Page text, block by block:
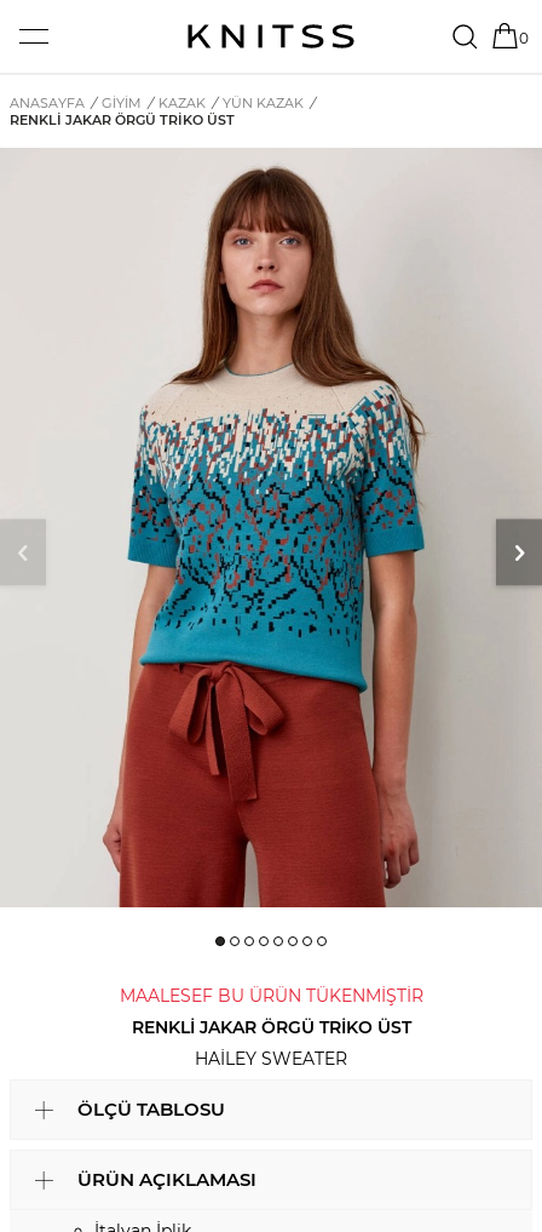
0
ANASAYFA / GİYİM / KAZAK / YÜN KAZAK /
RENKLI JAKAR ÖRGÜ TRIKO ÜST
MAALESEF BU ÜRÜN TÜKENMİŞTİR
RENKLI JAKAR ÖRGÜ TRIKO ÜST
HAILEY SWEATER
ÖLÇÜ TABLOSU
ÜRÜN AÇIKLAMASI